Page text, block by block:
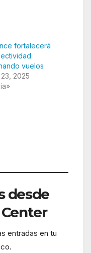
fortalecerá
vuelos
2025
desde
entradas en tu